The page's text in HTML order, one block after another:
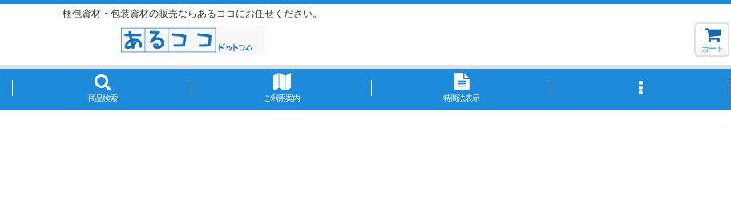
梱包資材・包装資材の販売ならあるココにお任せください。
カート
商品検索 ご利用案内 特商法表示